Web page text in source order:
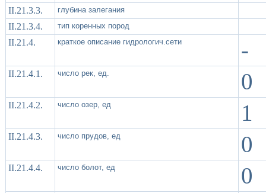
II.21.3.3. глубина залегания
II.21.3.4. тип коренных пород
II.21.4. краткое описание гидрологич.сети -
II.21.4.1. число рек, ед. 0
II.21.4.2. число озер, ед 1
II.21.4.3. число прудов, ед 0
II.21.4.4. число болот, ед 0